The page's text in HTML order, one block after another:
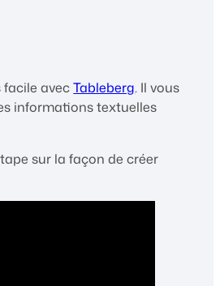
facile avecTableberg. Il vous
informations textuelles
sur la façon de créer